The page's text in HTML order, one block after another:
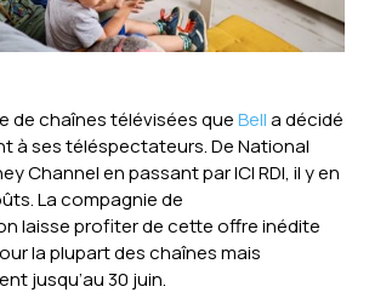
de chaînes télévisées queBella décidé
à ses téléspectateurs. De National
Channel en passant par ICI RDI, il y en
La compagnie de
laisse profiter de cette offre inédite
la plupart des chaînes mais
jusqu’au 30 juin.